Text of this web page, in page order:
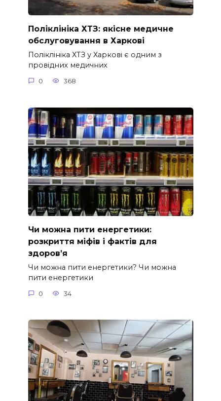
Поліклініка ХТЗ: якісне медичне
обслуговування в Харкові
Поліклініка ХТЗ у Харкові є одним з
провідних медичних
0 368
Чи можна пити енергетики:
розкриття міфів і фактів для
здоров’я
Чи можна пити енергетики? Чи можна
пити енергетики
0 34